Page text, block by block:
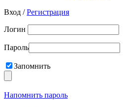
Вход /Регистрация
Логин
Пароль
Запомнить
Напомнить пароль